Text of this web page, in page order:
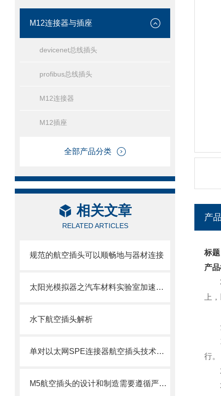
M12连接器与插座
devicenet总线插头
profibus总线插头
M12连接器
M12插座
全部产品分类
相关文章
RELATED ARTICLES
规范的航空插头可以顺畅地与器材连接
太阳光模拟器之汽车材料实验室加速暴露
水下航空插头解析
单对以太网SPE连接器航空插头技术手册
M5航空插头的设计和制造需要遵循严格的标准和规范
产
标
产
上
行。